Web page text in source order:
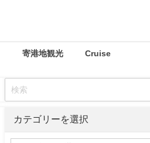
寄港地観光 Cruise
カテゴリーを選択